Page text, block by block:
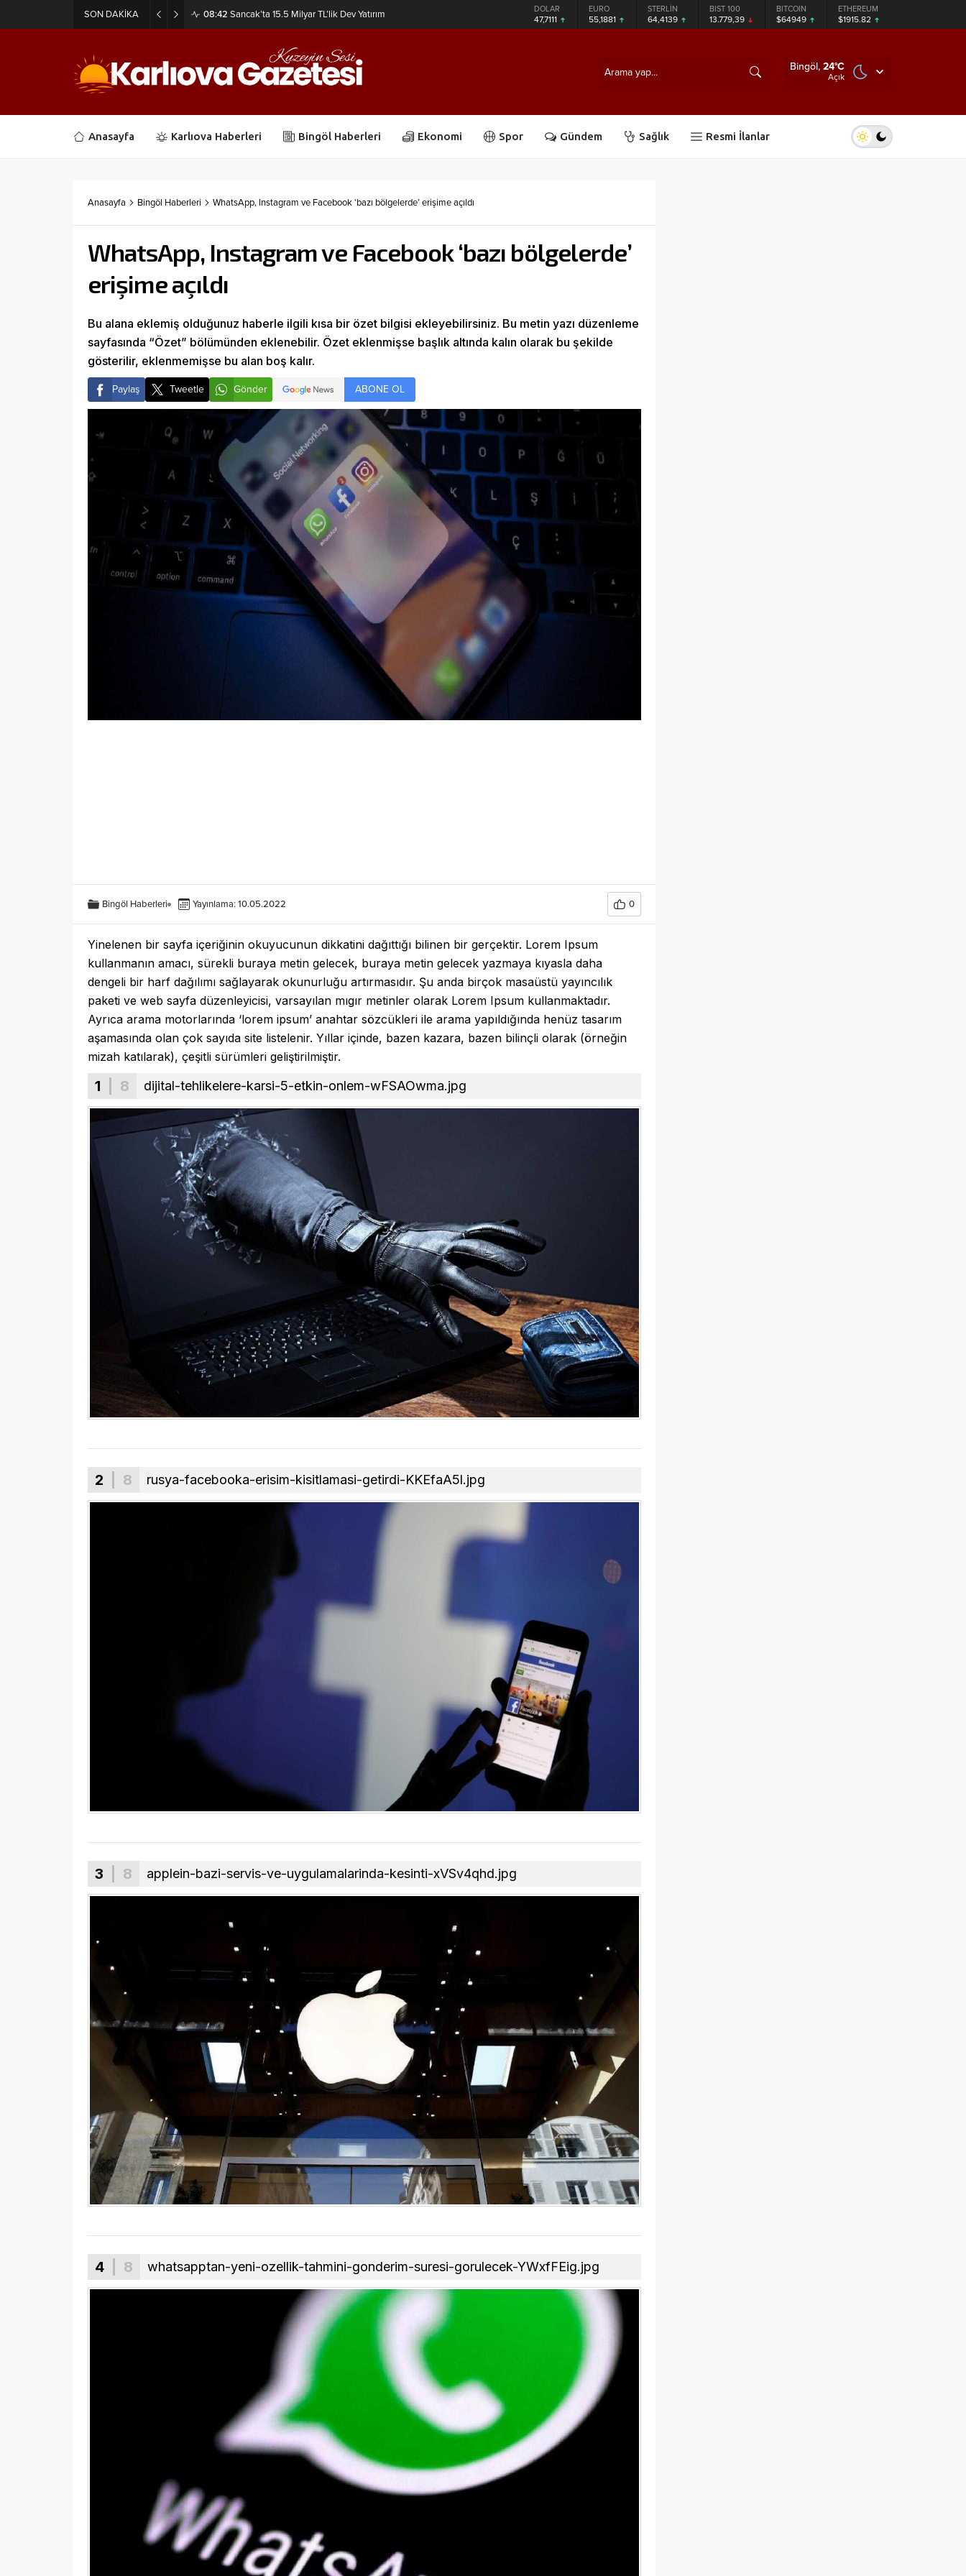
SON DAKİKA 08:42 Sancak’ta 15.5 Milyar TL’lik Dev Yatırım DOLAR
47,7111
EURO
55,1881
STERLİN
64,4139
BIST 100
13.779,39
BITCOIN
$64949
ETHEREUM
$1915.82
Bingöl, 24°C
Açık
Anasayfa Karlıova Haberleri Bingöl Haberleri Ekonomi Spor Gündem Sağlık Resmi İlanlar
Anasayfa Bingöl Haberleri WhatsApp, Instagram ve Facebook ‘bazı bölgelerde’ erişime açıldı
WhatsApp, Instagram ve Facebook ‘bazı bölgelerde’
erişime açıldı
Bu alana eklemiş olduğunuz haberle ilgili kısa bir özet bilgisi ekleyebilirsiniz. Bu metin yazı düzenleme
sayfasında “Özet” bölümünden eklenebilir. Özet eklenmişse başlık altında kalın olarak bu şekilde
gösterilir, eklenmemişse bu alan boş kalır.
Paylaş Tweetle Gönder ABONE OL
Bingöl Haberleri Yayınlama: 10.05.2022 0
Yinelenen bir sayfa içeriğinin okuyucunun dikkatini dağıttığı bilinen bir gerçektir. Lorem Ipsum
kullanmanın amacı, sürekli buraya metin gelecek, buraya metin gelecek yazmaya kıyasla daha
dengeli bir harf dağılımı sağlayarak okunurluğu artırmasıdır. Şu anda birçok masaüstü yayıncılık
paketi ve web sayfa düzenleyicisi, varsayılan mıgır metinler olarak Lorem Ipsum kullanmaktadır.
Ayrıca arama motorlarında ‘lorem ipsum’ anahtar sözcükleri ile arama yapıldığında henüz tasarım
aşamasında olan çok sayıda site listelenir. Yıllar içinde, bazen kazara, bazen bilinçli olarak (örneğin
mizah katılarak), çeşitli sürümleri geliştirilmiştir.
1 | 8 dijital-tehlikelere-karsi-5-etkin-onlem-wFSAOwma.jpg
2 | 8 rusya-facebooka-erisim-kisitlamasi-getirdi-KKEfaA5l.jpg
3 | 8 applein-bazi-servis-ve-uygulamalarinda-kesinti-xVSv4qhd.jpg
4 | 8 whatsapptan-yeni-ozellik-tahmini-gonderim-suresi-gorulecek-YWxfFEig.jpg